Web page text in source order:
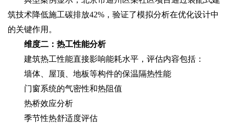
筑技术降低施工碳排放42%，验证了模拟分析在优化设计中
的关键作用。
维度二：热工性能分析
建筑热工性能直接影响能耗水平，评估内容包括：
墙体、屋顶、地板等构件的保温隔热性能
门窗系统的气密性和热阻值
热桥效应分析
季节性热舒适度评估